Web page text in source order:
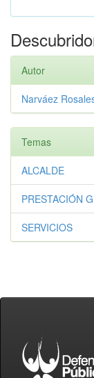
Autor
Narváez
Temas
ALCALDE
PRESTACIÓN
SERVICIOS